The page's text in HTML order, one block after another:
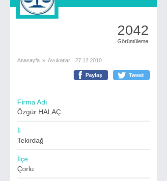
2042
Görüntüleme
Anasayfa » Avukatlar 27.12.2010
Paylaş Tweet
Firma Adı
Özgür HALAÇ
İl
Tekirdağ
İlçe
Çorlu